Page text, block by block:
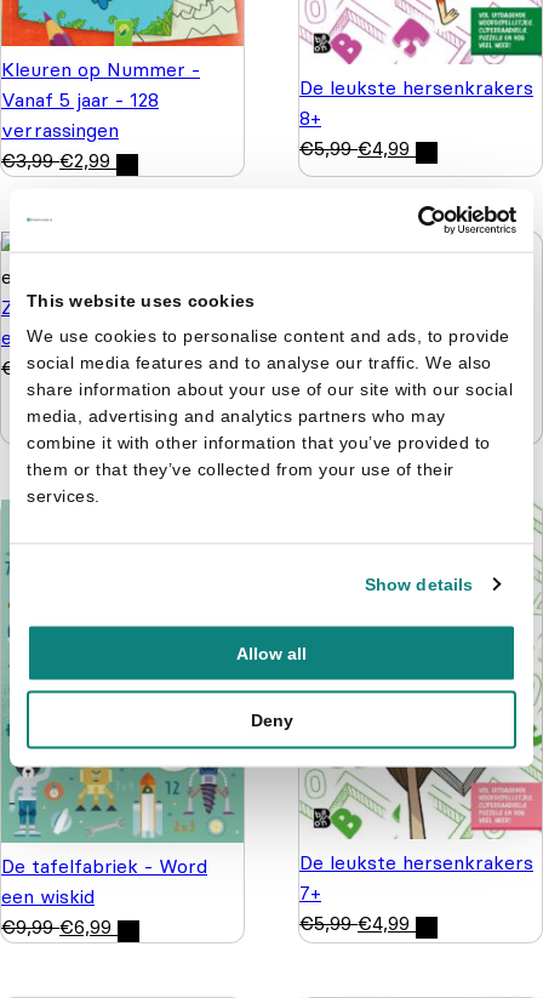
This website uses cookies
We use cookies to personalise content and ads, to provide
social media features and to analyse our traffic. We also
share information about your use of our site with our social
media, advertising and analytics partners who may
combine it with other information that you’ve provided to
them or that they’ve collected from your use of their
services.
Show details
Allow all
Deny
Kleuren op Nummer -
Vanaf 5 jaar - 128
verrassingen
€3,99 €2,99
De leukste hersenkrakers
8+
€5,99 €4,99
Zonnige reeks - Plakken
en kleuren 3+
€
4,99 € 3,99
Nijntje - Doeboek 4 -
Kijken, kleuren, knutselen
& tellen
€5,99 € 4,99
De tafelfabriek - Word
een wiskid
€9,99 €6,99
De leukste hersenkrakers
7+
€5,99 €4,99